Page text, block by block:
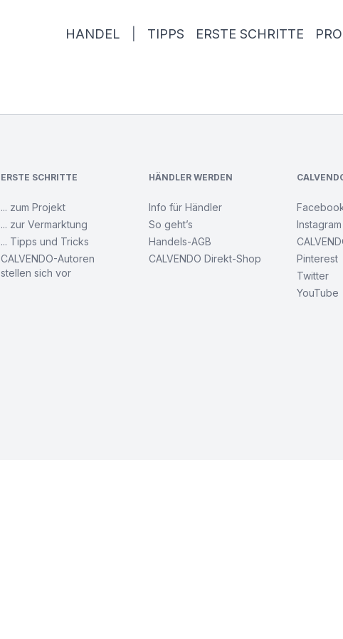
HANDEL TIPPS ERSTE SCHRITTE
ERSTE SCHRITTE
... zum Projekt
... zur Vermarktung
... Tipps und Tricks
CALVENDO-Autoren
stellen sich vor
HÄNDLER WERDEN
Info für Händler
So geht’s
Handels-AGB
CALVENDO Direkt-Shop
Instagram
Pinterest
Twitter
YouTube